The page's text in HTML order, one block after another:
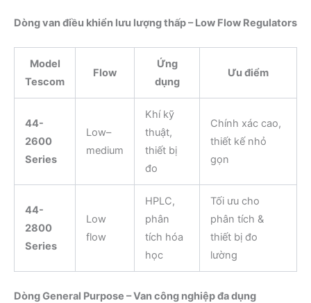
Dòng van điều khiển lưu lượng thấp – Low Flow Regulators
Model
Tescom
Flow
Ứng
dụng
Ưu điểm
44-
2600
Series
Low–
medium
Khí kỹ
thuật,
thiết bị
đo
Chính xác cao,
thiết kế nhỏ
gọn
44-
2800
Series
Low
flow
HPLC,
phân
tích hóa
học
Tối ưu cho
phân tích &
thiết bị đo
lường
Dòng General Purpose – Van công nghiệp đa dụng